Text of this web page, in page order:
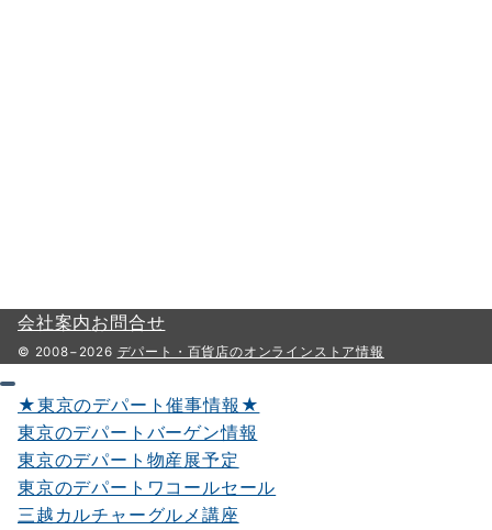
会社案内お問合せ
© 2008−2026 デパート・百貨店のオンラインストア情報
★東京のデパート催事情報★
東京のデパートバーゲン情報
東京のデパート物産展予定
東京のデパートワコールセール
三越カルチャーグルメ講座